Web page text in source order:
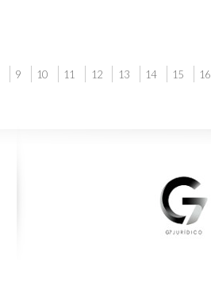
9 10 11 12 13 14 15 16